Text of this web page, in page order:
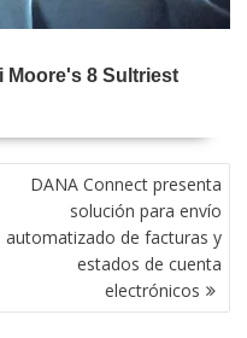
DANA Connect presenta
solución para envío
automatizado de facturas y
estados de cuenta
electrónicos